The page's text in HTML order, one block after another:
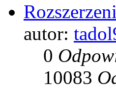
autor:
0
10083